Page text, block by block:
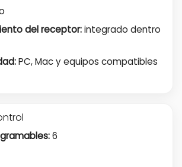
del receptor:integrado dentro
PC, Mac y equipos compatibles
6